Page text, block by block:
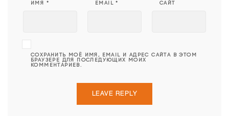
ИМЯ * EMAIL* САЙТ
СОХРАНИТЬ МОЁ ИМЯ, EMAIL И АДРЕС САЙТА В ЭТОМ
БРАУЗЕРЕ ДЛЯ ПОСЛЕДУЮЩИХ МОИХ
КОММЕНТАРИЕВ.